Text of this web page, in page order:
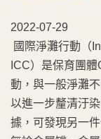
2022-07-29
國際淨灘行動（
ICC）是保育團
動，與一般淨灘
以進一步釐清汙
據，可發現另一